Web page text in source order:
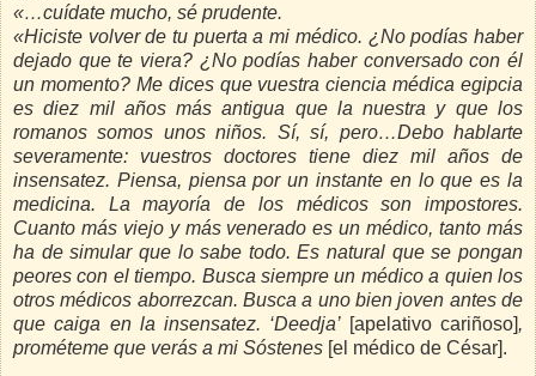
«…cuídate mucho, sé prudente.
«Hiciste volver de tu puerta a mi médico. ¿No podías haber
dejado que te viera? ¿No podías haber conversado con él
un momento? Me dices que vuestra ciencia médica egipcia
es diez mil años más antigua que la nuestra y que los
romanos somos unos niños. Sí, sí, pero…Debo hablarte
severamente: vuestros doctores tiene diez mil años de
insensatez. Piensa, piensa por un instante en lo que es la
medicina. La mayoría de los médicos son impostores.
Cuanto más viejo y más venerado es un médico, tanto más
ha de simular que lo sabe todo. Es natural que se pongan
peores con el tiempo. Busca siempre un médico a quien los
otros médicos aborrezcan. Busca a uno bien joven antes de
que caiga en la insensatez. ‘Deedja’ [apelativo cariñoso],
prométeme que verás a mi Sóstenes [el médico de César].